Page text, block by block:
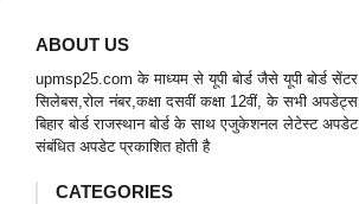
ABOUT US
upmsp25.com के माध्यम से यूपी बोर्ड जैसे यूपी बोर्ड
सिलेबस,रोल नंबर,कक्षा दसवीं कक्षा 12वीं, के सभी अपडेट्स
बिहार बोर्ड राजस्थान बोर्ड के साथ एजुकेशनल लेटेस्ट
संबंधित अपडेट प्रकाशित होती है
CATEGORIES